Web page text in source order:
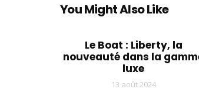
You Might Also Like
Le Boat : Liberty, la
nouveauté dans la
luxe
13 août 2024